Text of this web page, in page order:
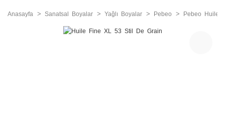
Anasayfa Sanatsal Boyalar Yağlı Boyalar Pebeo Pebeo Huile